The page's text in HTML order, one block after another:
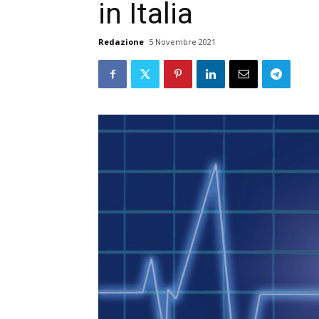
in Italia
Redazione 5 Novembre 2021